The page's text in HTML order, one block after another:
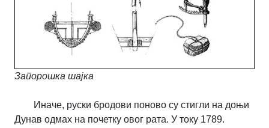
Запорошка шајка
Иначе, руски бродови поново су стигли на доњи
Дунав одмах на почетку овог рата. У току 1789.